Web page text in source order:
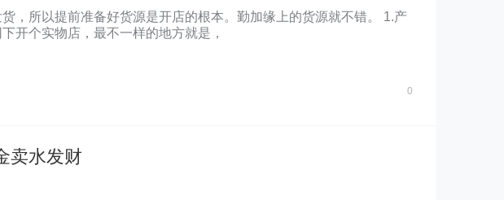
，所以提前准备好货源是开店的根本。勤加缘上的货源就不错。 1.产
开个实物店，最不一样的地方就是，
0
卖水发财